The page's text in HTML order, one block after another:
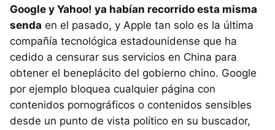
Google y Yahoo! ya habían recorrido esta misma
senda en el pasado, y Apple tan solo es la última
compañía tecnológica estadounidense que ha
cedido a censurar sus servicios en China para
obtener el beneplácito del gobierno chino. Google
por ejemplo bloquea cualquier página con
contenidos pornográficos o contenidos sensibles
desde un punto de vista político en su buscador,